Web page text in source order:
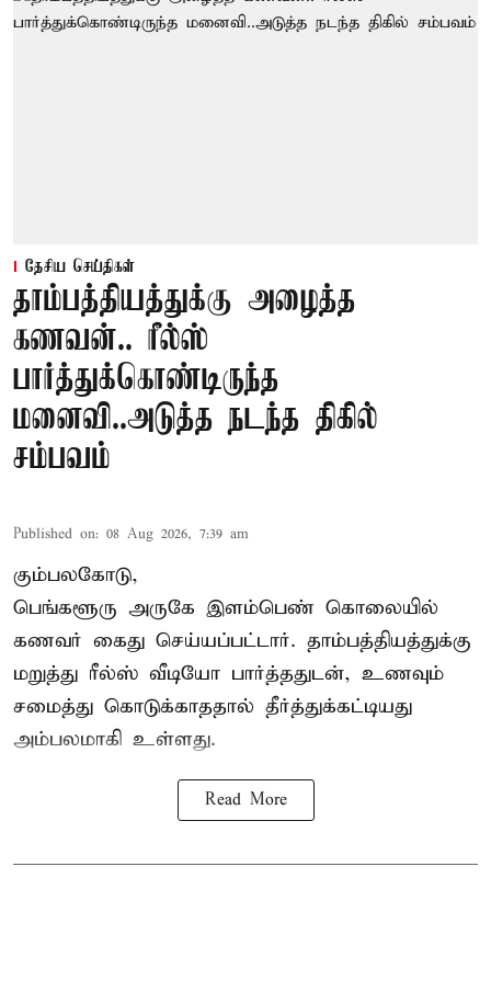
தேசிய செய்திகள்
தாம்பத்தியத்துக்கு அழைத்த
கணவன்.. ரீல்ஸ்
பார்த்துக்கொண்டிருந்த
மனைவி..அடுத்த நடந்த திகில்
சம்பவம்
Published on: 08 Aug 2026, 7:39 am
கும்பலகோடு,
பெங்களூரு அருகே இளம்பெண் கொலையில்
கணவர் கைது செய்யப்பட்டார். தாம்பத்தியத்துக்கு
மறுத்து ரீல்ஸ் வீடியோ பார்த்ததுடன், உணவும்
சமைத்து கொடுக்காததால் தீர்த்துக்கட்டியது
அம்பலமாகி உள்ளது.
Read More